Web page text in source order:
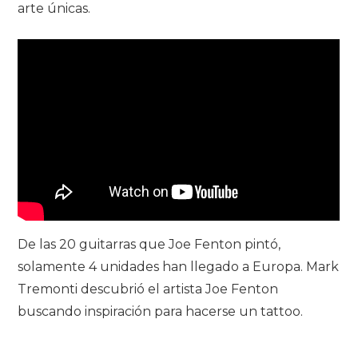
arte únicas.
De las 20 guitarras que Joe Fenton pintó,
solamente 4 unidades han llegado a Europa. Mark
Tremonti descubrió el artista Joe Fenton
buscando inspiración para hacerse un tattoo.